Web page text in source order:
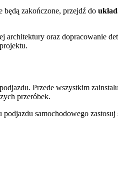
zakończone, przejdź do
architektury oraz dopracowanie
Przede wszystkim
przeróbek.
samochodowego